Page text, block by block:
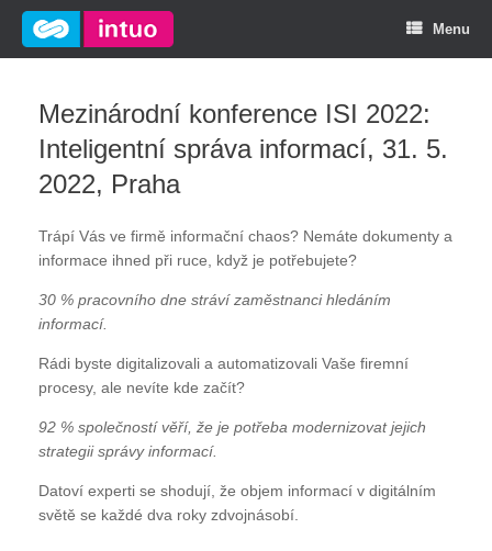
Menu
Mezinárodní konference ISI 2022:
Inteligentní správa informací, 31. 5.
2022, Praha
Trápí Vás ve firmě informační chaos? Nemáte dokumenty a
informace ihned při ruce, když je potřebujete?
30 % pracovního dne stráví zaměstnanci hledáním
informací.
Rádi byste digitalizovali a automatizovali Vaše firemní
procesy, ale nevíte kde začít?
92 % společností věří, že je potřeba modernizovat jejich
strategii správy informací.
Datoví experti se shodují, že objem informací v digitálním
světě se každé dva roky zdvojnásobí.